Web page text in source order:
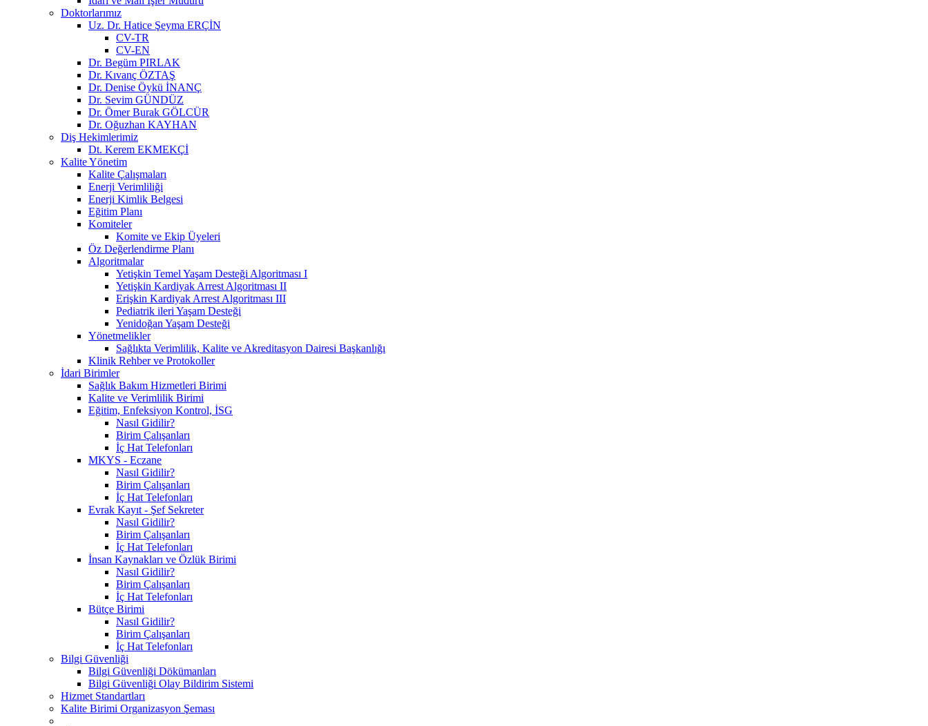
Doktorlarımız
Uz. Dr. Hatice Şeyma ERÇİN
CV-TR
CV-EN
Dr. Begüm PIRLAK
Dr. Kıvanç ÖZTAŞ
Dr. Denise Öykü İNANÇ
Dr. Sevim GÜNDÜZ
Dr. Ömer Burak GÖLCÜR
Dr. Oğuzhan KAYHAN
Diş Hekimlerimiz
Dt. Kerem EKMEKÇİ
Kalite Yönetim
Kalite Çalışmaları
Enerji Verimliliği
Enerji Kimlik Belgesi
Eğitim Planı
Komiteler
Komite ve Ekip Üyeleri
Öz Değerlendirme Planı
Algoritmalar
Yetişkin Temel Yaşam Desteği Algoritması I
Yetişkin Kardiyak Arrest Algoritması II
Erişkin Kardiyak Arrest Algoritması III
Pediatrik ileri Yaşam Desteği
Yenidoğan Yaşam Desteği
Yönetmelikler
Sağlıkta Verimlilik, Kalite ve Akreditasyon Dairesi Başkanlığı
Klinik Rehber ve Protokoller
İdari Birimler
Sağlık Bakım Hizmetleri Birimi
Kalite ve Verimlilik Birimi
Eğitim, Enfeksiyon Kontrol, İSG
Nasıl Gidilir?
Birim Çalışanları
İç Hat Telefonları
MKYS - Eczane
Nasıl Gidilir?
Birim Çalışanları
İç Hat Telefonları
Evrak Kayıt - Şef Sekreter
Nasıl Gidilir?
Birim Çalışanları
İç Hat Telefonları
İnsan Kaynakları ve Özlük Birimi
Nasıl Gidilir?
Birim Çalışanları
İç Hat Telefonları
Bütçe Birimi
Nasıl Gidilir?
Birim Çalışanları
İç Hat Telefonları
Bilgi Güvenliği
Bilgi Güvenliği Dökümanları
Bilgi Güvenliği Olay Bildirim Sistemi
Hizmet Standartları
Kalite Birimi Organizasyon Şeması